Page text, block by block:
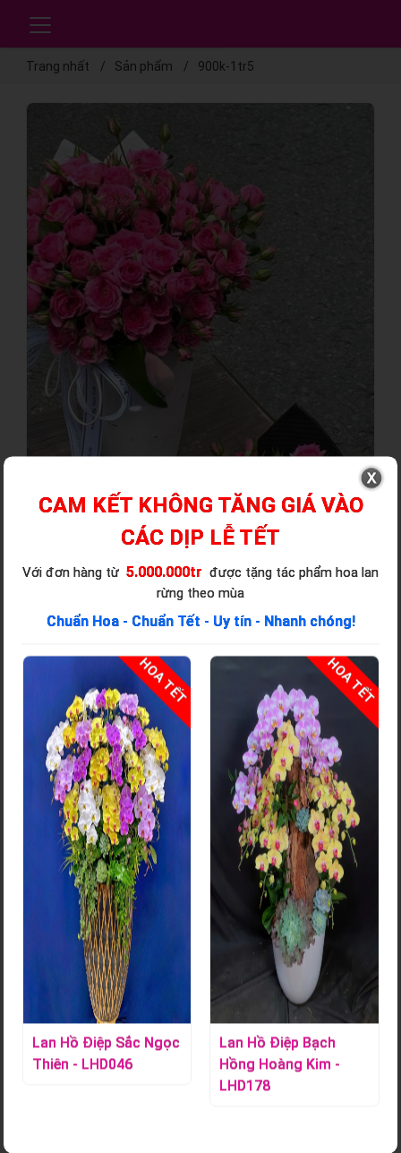
Trang nhất Sản phẩm 900k-1tr5
Bó Hoa Tươi - HT121
Mã sản phẩm: S000872
Liên hệ ngay Hoa Lan Tác Phẩm để đặt những bó hoa xinh
gửi đến những người mình yêu thương.
Chi tiết sản phẩm
CAM KẾT KHÔNG TĂNG GIÁ VÀO
CÁC DỊP LỄ TẾT
Với đơn hàng từ 5.000.000tr được tặng tác phẩm hoa lan
rừng theo mùa
Chuẩn Hoa - Chuẩn Tết - Uy tín - Nhanh chóng!
Lan Hồ Điệp Sắc Ngọc
Thiên - LHD046
HOA TẾT
Lan Hồ Điệp Bạch
Hồng Hoàng Kim -
LHD178
HOA TẾT